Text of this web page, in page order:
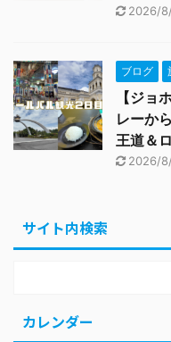
2026/
ブログ
【ジョ
レーか
王道＆
2026/
サイト内検索
カレンダー